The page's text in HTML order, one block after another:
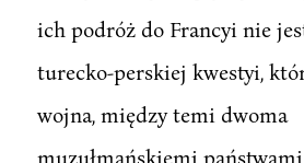
ich podróż do Francyi nie
turecko-perskiej kwestyi,
wojna, między temi dwoma
muzułmańskiemi